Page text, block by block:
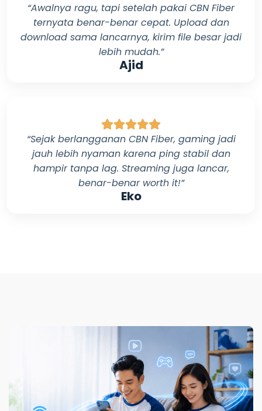
“Awalnya ragu, tapi setelah pakai CBN Fiber
ternyata benar-benar cepat. Upload dan
download sama lancarnya, kirim file besar jadi
lebih mudah.”
Ajid
“Sejak berlangganan CBN Fiber, gaming jadi
jauh lebih nyaman karena ping stabil dan
hampir tanpa lag. Streaming juga lancar,
benar-benar worth it!”
Eko